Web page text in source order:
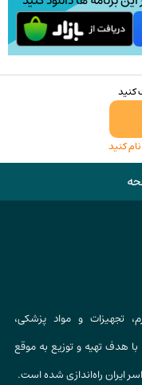
کنید
کنید
تجهیزات و مواد پزشکی،
هدف تهیه و توزیع به موقع
ایران راه‌اندازی شده است.